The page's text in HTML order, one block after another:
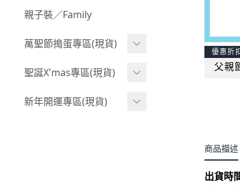
BABY 下身(長褲)
BABY 套裝(短袖)
BABY 套裝(長袖)
叢林探險系列
小紳士系列
韓國小歐巴
率性牛仔風
夢幻童話系列
小洋裝系列
Acc 餐具
Acc 寢具
Acc 其他
©Disney 美國｜嬰兒用品
©風車圖書 台灣｜兒童圖
嘴
親子裝／Family
萬聖節搗蛋專區(現貨)
萬聖造型頭套(3歲以上)
萬聖.嬰幼兒(0-2歲)
聖誕X'mas專區(現貨)
聖誕.嬰幼兒(0-2歲)
新年開運專區(現貨)
優惠折
父親
商品描述
出貨時